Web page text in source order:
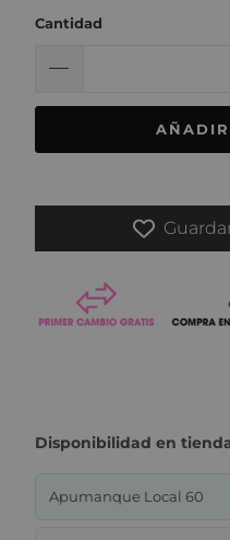
Cantidad
Disponibilidad en
Apumanque Local 60